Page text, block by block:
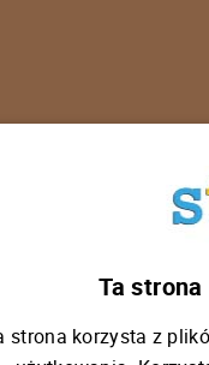
Ta
strona korzysta z